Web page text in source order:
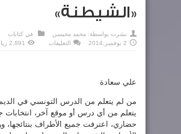
«الشيطنة»
نشرت بواسطة: محمد محيسن في كتابات
2 نوفمبر,2014
التعليقات 2,891 زيارة
علي سعادة
من لم يتعلم من الدرس التونسي في
يتعلم من أي درس أو موقع آخر،
حضاري، اعترفت جميع الأطراف بنتائجها،